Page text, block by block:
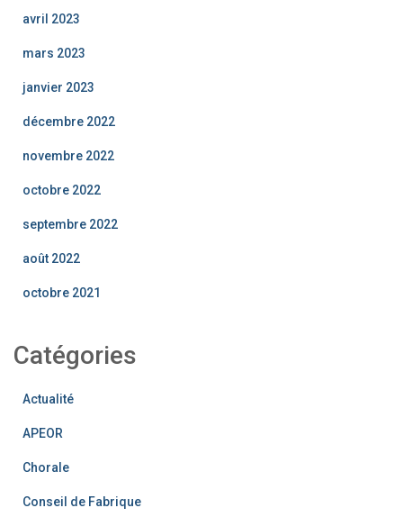
avril 2023
mars 2023
janvier 2023
décembre 2022
novembre 2022
octobre 2022
septembre 2022
août 2022
octobre 2021
Catégories
Actualité
APEOR
Chorale
Conseil de Fabrique